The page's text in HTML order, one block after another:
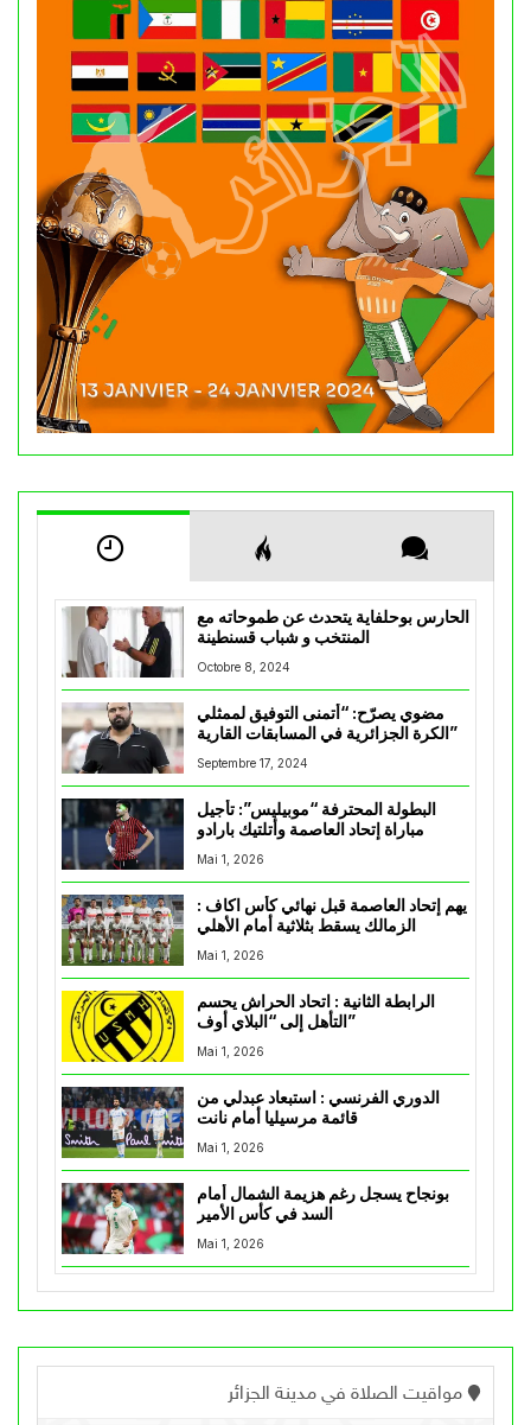
الحارس بوحلفاية يتحدث عن طموحاته مع
المنتخب و شباب قسنطينة
Octobre 8, 2024
مضوي يصرّح: “أتمنى التوفيق لممثلي
الكرة الجزائرية في المسابقات القارية”
Septembre 17, 2024
البطولة المحترفة “موبيليس”: تأجيل
مباراة إتحاد العاصمة وأتلتيك بارادو
Mai 1, 2026
يهم إتحاد العاصمة قبل نهائي كأس اكاف :
Mai 1, 2026
الرابطة الثانية : اتحاد الحراش يحسم
التأهل إلى “البلاي أوف”
Mai 1, 2026
الدوري الفرنسي : استبعاد عبدلي من
قائمة مرسيليا أمام نانت
Mai 1, 2026
بونجاح يسجل رغم هزيمة الشمال أمام
السد في كأس الأمير
Mai 1, 2026